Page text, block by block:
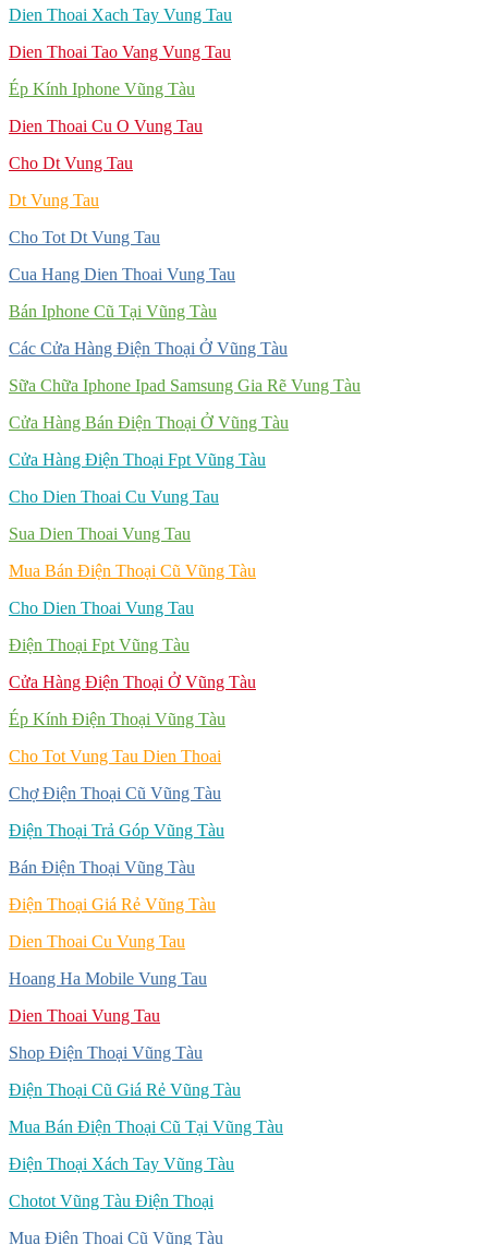
Dien Thoai Xach Tay Vung Tau
Dien Thoai Tao Vang Vung Tau
Ép Kính Iphone Vũng Tàu
Dien Thoai Cu O Vung Tau
Cho Dt Vung Tau
Dt Vung Tau
Cho Tot Dt Vung Tau
Cua Hang Dien Thoai Vung Tau
Bán Iphone Cũ Tại Vũng Tàu
Các Cửa Hàng Điện Thoại Ở Vũng Tàu
Sữa Chữa Iphone Ipad Samsung Gia Rẽ Vung Tàu
Cửa Hàng Bán Điện Thoại Ở Vũng Tàu
Cửa Hàng Điện Thoại Fpt Vũng Tàu
Cho Dien Thoai Cu Vung Tau
Sua Dien Thoai Vung Tau
Mua Bán Điện Thoại Cũ Vũng Tàu
Cho Dien Thoai Vung Tau
Điện Thoại Fpt Vũng Tàu
Cửa Hàng Điện Thoại Ở Vũng Tàu
Ép Kính Điện Thoại Vũng Tàu
Cho Tot Vung Tau Dien Thoai
Chợ Điện Thoại Cũ Vũng Tàu
Điện Thoại Trả Góp Vũng Tàu
Bán Điện Thoại Vũng Tàu
Điện Thoại Giá Rẻ Vũng Tàu
Dien Thoai Cu Vung Tau
Hoang Ha Mobile Vung Tau
Dien Thoai Vung Tau
Shop Điện Thoại Vũng Tàu
Điện Thoại Cũ Giá Rẻ Vũng Tàu
Mua Bán Điện Thoại Cũ Tại Vũng Tàu
Điện Thoại Xách Tay Vũng Tàu
Chotot Vũng Tàu Điện Thoại
Mua Điện Thoại Cũ Vũng Tàu